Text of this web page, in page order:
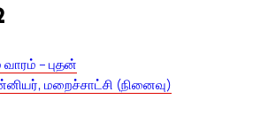
– புதன்
மறைச்சாட்சி (நினைவு)